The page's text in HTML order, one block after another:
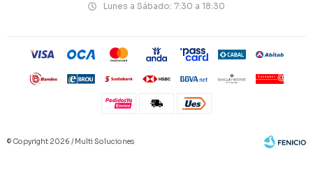
Lunes a Sábado: 7:30 a 18:30
© Copyright 2026 / Multi Soluciones